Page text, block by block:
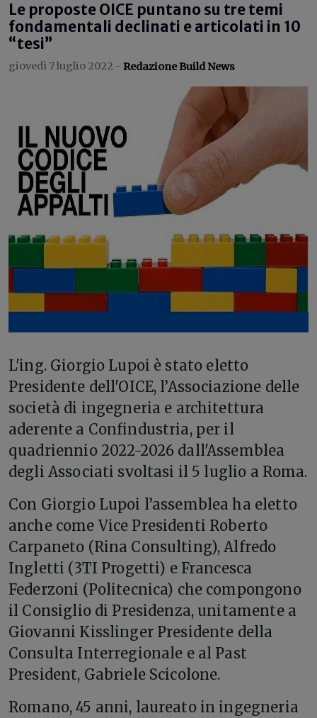
Le proposte OICE puntano su tre temi
fondamentali declinati e articolati in 10
“tesi”
giovedì 7 luglio 2022 - Redazione Build News
L'ing. Giorgio Lupoi è stato eletto
Presidente dell'OICE, l’Associazione delle
società di ingegneria e architettura
aderente a Confindustria, per il
quadriennio 2022-2026 dall'Assemblea
degli Associati svoltasi il 5 luglio a Roma.
Con Giorgio Lupoi l’assemblea ha eletto
anche come Vice Presidenti Roberto
Carpaneto (Rina Consulting), Alfredo
Ingletti (3TI Progetti) e Francesca
Federzoni (Politecnica) che compongono
il Consiglio di Presidenza, unitamente a
Giovanni Kisslinger Presidente della
Consulta Interregionale e al Past
President, Gabriele Scicolone.
Romano, 45 anni, laureato in ingegneria